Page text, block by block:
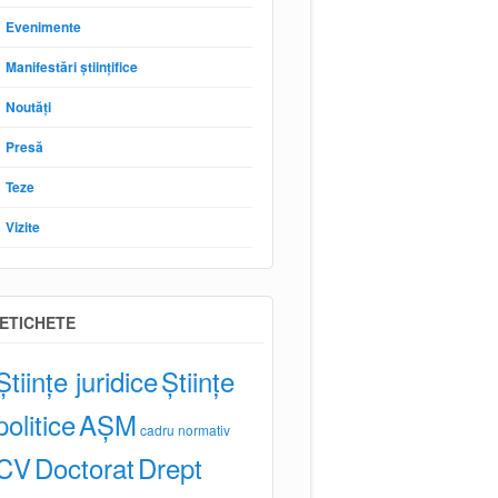
Evenimente
Manifestări științifice
Noutăți
Presă
Teze
Vizite
ETICHETE
juridiceȘtiințe
AȘM cadru normativ
DoctoratDrept